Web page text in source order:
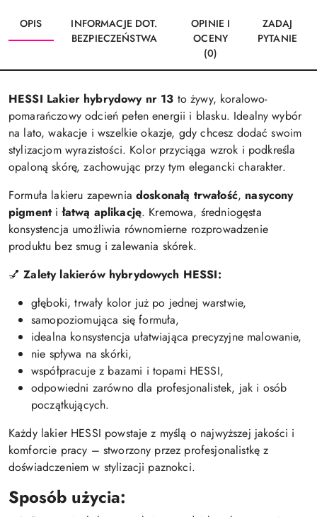
OPIS
INFORMACJE DOT.
BEZPIECZEŃSTWA
OPINIE I
OCENY
(0)
ZADAJ
PYTANIE
HESSI Lakier hybrydowy nr 13 to żywy, koralowo-
pomarańczowy odcień pełen energii i blasku. Idealny wybór
na lato, wakacje i wszelkie okazje, gdy chcesz dodać swoim
stylizacjom wyrazistości. Kolor przyciąga wzrok i podkreśla
opaloną skórę, zachowując przy tym elegancki charakter.
Formuła lakieru zapewnia doskonałą trwałość, nasycony
pigment iłatwą aplikację. Kremowa, średniogęsta
konsystencja umożliwia równomierne rozprowadzenie
produktu bez smug i zalewania skórek.
💅Zalety lakierów hybrydowych HESSI:
głęboki, trwały kolor już po jednej warstwie,
samopoziomująca się formuła,
idealna konsystencja ułatwiająca precyzyjne malowanie,
nie spływa na skórki,
współpracuje z bazami i topami HESSI,
odpowiedni zarówno dla profesjonalistek, jak i osób
początkujących.
Każdy lakier HESSI powstaje z myślą o najwyższej jakości i
komforcie pracy – stworzony przez profesjonalistkę z
doświadczeniem w stylizacji paznokci.
Sposób użycia: